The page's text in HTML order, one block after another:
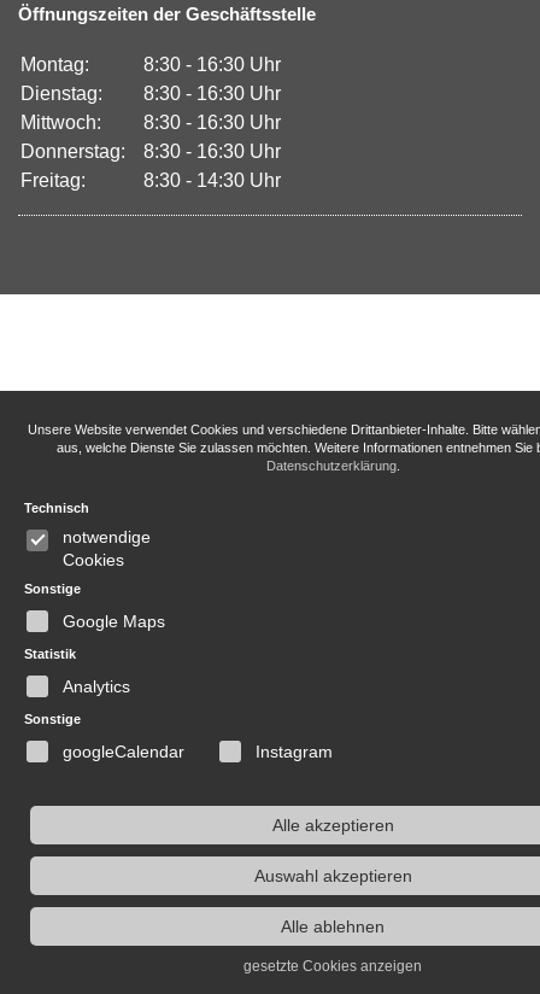
Öffnungszeiten der Geschäftsstelle
Montag:
8:30 - 16:30 Uhr
Dienstag:
8:30 - 16:30 Uhr
Mittwoch:
8:30 - 16:30 Uhr
Donnerstag:
8:30 - 16:30 Uhr
Freitag:
8:30 - 14:30 Uhr
Unsere Website verwendet Cookies und verschiedene Drittanbieter-Inhalte. Bitte
aus, welche Dienste Sie zulassen möchten. Weitere Informationen entnehmen Sie
Datenschutzerklärung.
Technisch
notwendige
Cookies
Sonstige
Google Maps
Statistik
Analytics
Sonstige
googleCalendar Instagram
Alle akzeptieren
Auswahl akzeptieren
Alle ablehnen
gesetzte Cookies anzeigen